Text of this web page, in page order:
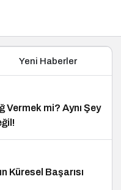
Yeni Haberler
Vermek mi? Aynı Şey
Küresel Başarısı